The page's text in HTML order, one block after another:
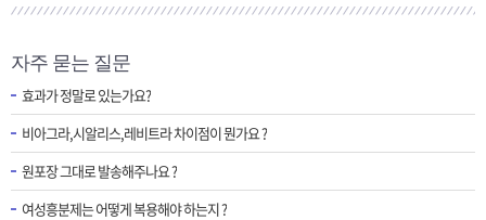
자주 묻는 질문
효과가 정말로 있는가요?
비아그라,시알리스,레비트라 차이점이 뭔가요 ?
원포장 그대로 발송해주나요 ?
여성흥분제는 어떻게 복용해야 하는지 ?